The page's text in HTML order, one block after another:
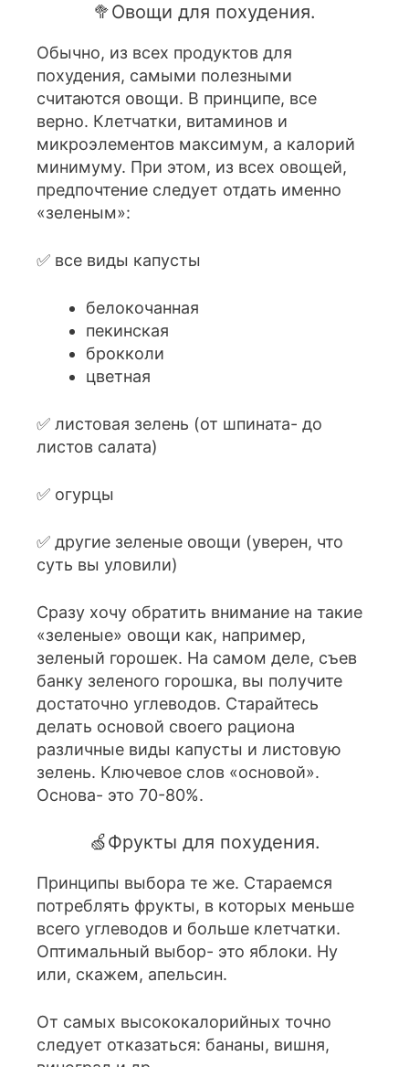
🥦Овощи для похудения.
Обычно, из всех продуктов для
похудения, самыми полезными
считаются овощи. В принципе, все
верно. Клетчатки, витаминов и
микроэлементов максимум, а калорий
минимуму. При этом, из всех овощей,
предпочтение следует отдать именно
«зеленым»:
✅ все виды капусты
белокочанная
пекинская
брокколи
цветная
✅ листовая зелень (от шпината- до
листов салата)
✅ огурцы
✅ другие зеленые овощи (уверен, что
суть вы уловили)
Сразу хочу обратить внимание на такие
«зеленые» овощи как, например,
зеленый горошек. На самом деле, съев
банку зеленого горошка, вы получите
достаточно углеводов. Старайтесь
делать основой своего рациона
различные виды капусты и листовую
зелень. Ключевое слов «основой».
Основа- это 70-80%.
🍏Фрукты для похудения.
Принципы выбора те же. Стараемся
потреблять фрукты, в которых меньше
всего углеводов и больше клетчатки.
Оптимальный выбор- это яблоки. Ну
или, скажем, апельсин.
От самых высококалорийных точно
следует отказаться: бананы, вишня,